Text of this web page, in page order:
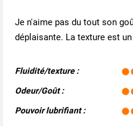
Je n'aime pas du tout son
déplaisante. La texture est
Fluidité/texture :
Odeur/Goût :
Pouvoir lubrifiant :